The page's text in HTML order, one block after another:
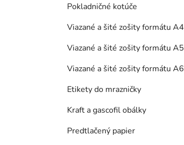
Pokladničné kotúče
Viazané a šité zošity formátu A4
Viazané a šité zošity formátu A5
Viazané a šité zošity formátu A6
Etikety do mrazničky
Kraft a gascofil obálky
Predtlačený papier